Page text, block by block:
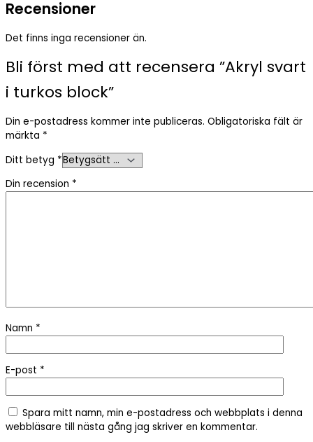
Recensioner
Det finns inga recensioner än.
Bli först med att recensera ”Akryl svart
i turkos block”
Din e-postadress kommer inte publiceras. Obligatoriska fält är
märkta *
Ditt betyg *
Din recension *
Namn *
E-post *
Spara mitt namn, min e-postadress och webbplats i denna
webbläsare till nästa gång jag skriver en kommentar.